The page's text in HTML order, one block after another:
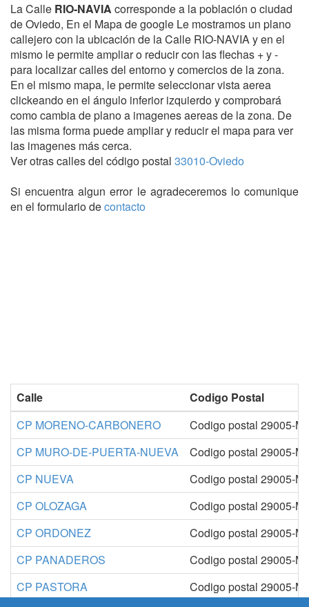
La Calle RIO-NAVIA corresponde a la población o ciudad
de Oviedo, En el Mapa de google Le mostramos un plano
callejero con la ubicación de la Calle RIO-NAVIA y en el
mismo le permite ampliar o reducir con las flechas + y -
para localizar calles del entorno y comercios de la zona.
En el mismo mapa, le permite seleccionar vista aerea
clickeando en el ángulo inferior izquierdo y comprobará
como cambia de plano a imagenes aereas de la zona. De
las misma forma puede ampliar y reducir el mapa para ver
las imagenes más cerca.
Ver otras calles del código postal 33010-Oviedo
Si encuentra algun error le agradeceremos lo comunique
en el formulario decontacto
Calle
Codigo Postal
CP MORENO-CARBONERO
Codigo postal 29005-
CP MURO-DE-PUERTA-NUEVA
Codigo postal 29005-
CP NUEVA
Codigo postal 29005-
CP OLOZAGA
Codigo postal 29005-
CP ORDONEZ
Codigo postal 29005-
CP PANADEROS
Codigo postal 29005-
CP PASTORA
Codigo postal 29005-